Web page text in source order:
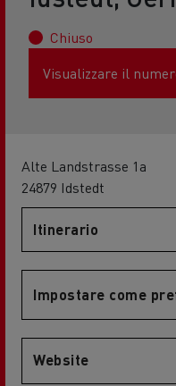
Chiuso
Visualizzare il
Alte Landstrasse 1a
24879 Idstedt
Itinerario
Impostare come
Website